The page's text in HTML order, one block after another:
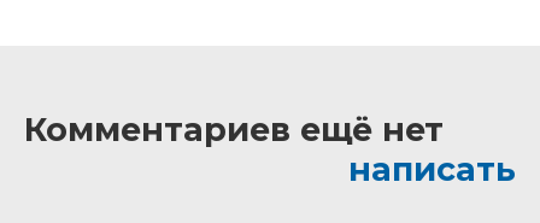
Комментариев ещё нет
написать